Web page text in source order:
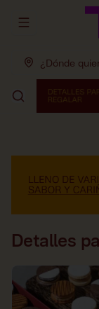
Abrir menu de
¿Dónde
Detalles